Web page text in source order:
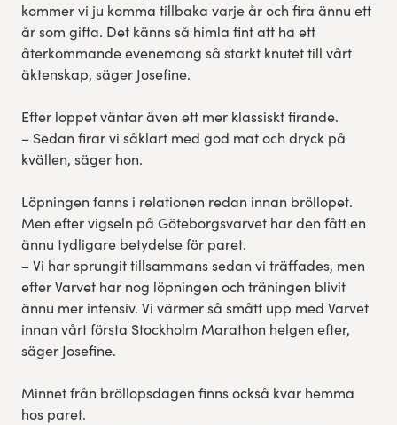
kommer vi ju komma tillbaka varje år och fira ännu ett
år som gifta. Det känns så himla fint att ha ett
återkommande evenemang så starkt knutet till vårt
äktenskap, säger Josefine.
Efter loppet väntar även ett mer klassiskt firande.
– Sedan firar vi såklart med god mat och dryck på
kvällen, säger hon.
Löpningen fanns i relationen redan innan bröllopet.
Men efter vigseln på Göteborgsvarvet har den fått en
ännu tydligare betydelse för paret.
– Vi har sprungit tillsammans sedan vi träffades, men
efter Varvet har nog löpningen och träningen blivit
ännu mer intensiv. Vi värmer så smått upp med Varvet
innan vårt första Stockholm Marathon helgen efter,
säger Josefine.
Minnet från bröllopsdagen finns också kvar hemma
hos paret.